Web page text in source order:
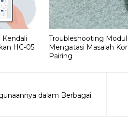
Kendali
HC-05
Troubleshooting Modul
Mengatasi Masalah
Pairing
dalam Berbagai